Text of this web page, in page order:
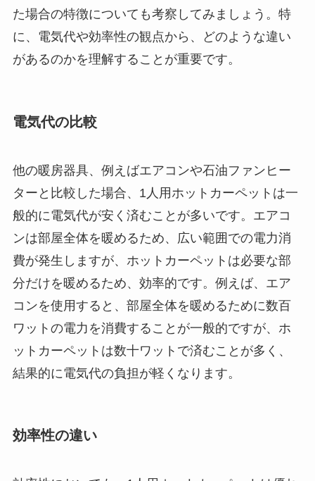
た場合の特徴についても考察してみましょう。特
に、電気代や効率性の観点から、どのような違い
があるのかを理解することが重要です。
電気代の比較
他の暖房器具、例えばエアコンや石油ファンヒー
ターと比較した場合、1人用ホットカーペットは一
般的に電気代が安く済むことが多いです。エアコ
ンは部屋全体を暖めるため、広い範囲での電力消
費が発生しますが、ホットカーペットは必要な部
分だけを暖めるため、効率的です。例えば、エア
コンを使用すると、部屋全体を暖めるために数百
ワットの電力を消費することが一般的ですが、ホ
ットカーペットは数十ワットで済むことが多く、
結果的に電気代の負担が軽くなります。
効率性の違い